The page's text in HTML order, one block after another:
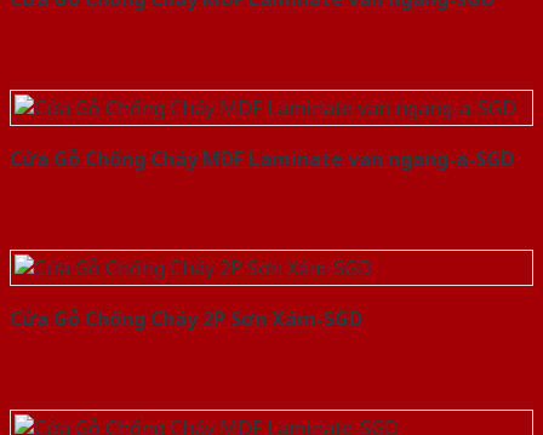
Cửa Gỗ Chống Cháy MDF Laminate van ngang-a-SGD
Cửa Gỗ Chống Cháy 2P Sơn Xám-SGD